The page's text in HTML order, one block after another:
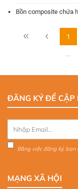
Bồn composite chứa
1
...
ĐĂNG KÝ ĐỂ
Bằng việc đăng ký,
MẠNG XÃ HỘI